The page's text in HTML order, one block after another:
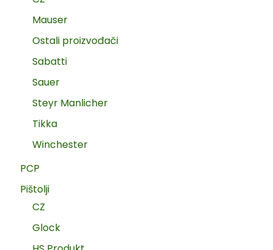
Mauser
Ostali proizvođači
Sabatti
Sauer
Steyr Manlicher
Tikka
Winchester
PCP
Pištolji
CZ
Glock